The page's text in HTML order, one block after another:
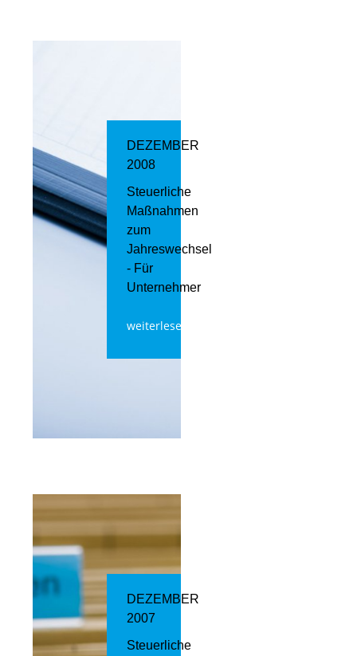
DEZEMBER
2008
Steuerliche
Maßnahmen
zum
Jahreswechsel
- Für
Unternehmer
weiterlesen
DEZEMBER
2007
Steuerliche